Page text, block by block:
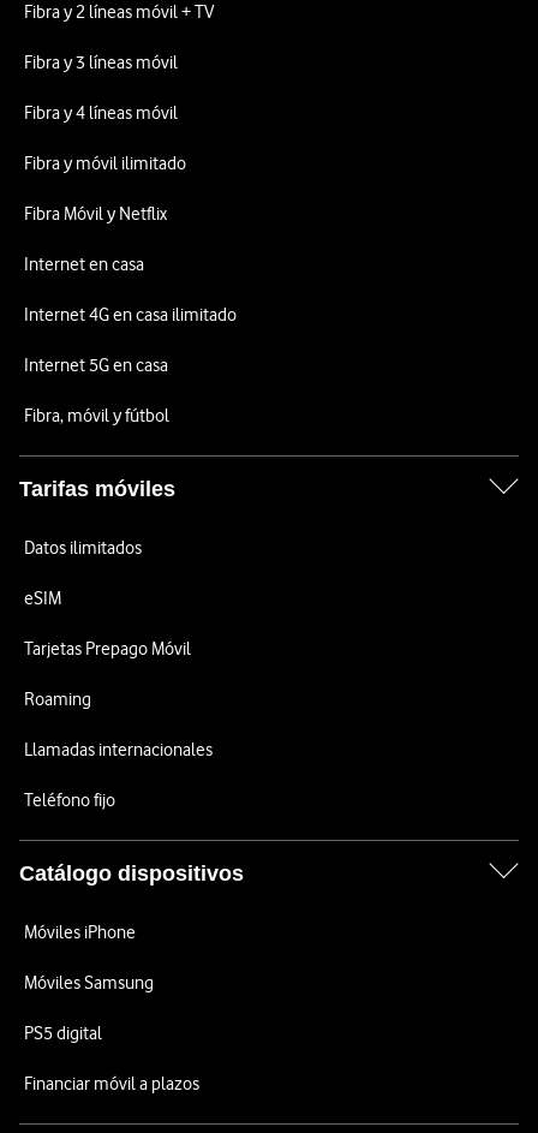
Fibra y 2 líneas móvil + TV
Fibra y 3 líneas móvil
Fibra y 4 líneas móvil
Fibra y móvil ilimitado
Fibra Móvil y Netflix
Internet en casa
Internet 4G en casa ilimitado
Internet 5G en casa
Fibra, móvil y fútbol
Tarifas móviles
Datos ilimitados
eSIM
Tarjetas Prepago Móvil
Roaming
Llamadas internacionales
Teléfono fijo
Catálogo dispositivos
Móviles iPhone
Móviles Samsung
PS5 digital
Financiar móvil a plazos